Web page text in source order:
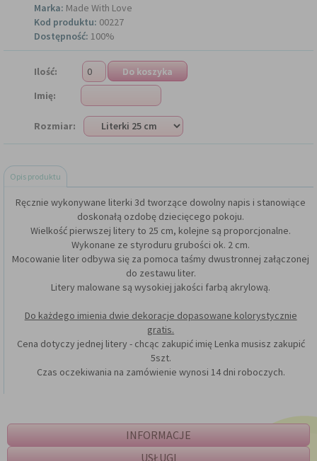
Marka: Made With Love
Kod produktu: 00227
Dostępność: 100%
Ilość:
Imię:
Rozmiar:
Opis produktu
Ręcznie wykonywane literki 3d tworzące dowolny napis i stanowiące
doskonałą ozdobę dziecięcego pokoju.
Wielkość pierwszej litery to 25 cm, kolejne są proporcjonalne.
Wykonane ze styroduru grubości ok. 2 cm.
Mocowanie liter odbywa się za pomoca taśmy dwustronnej załączonej
do zestawu liter.
Litery malowane są wysokiej jakości farbą akrylową.
Do każdego imienia dwie dekoracje dopasowane kolorystycznie
gratis.
Cena dotyczy jednej litery - chcąc zakupić imię Lenka musisz zakupić
5szt.
Czas oczekiwania na zamówienie wynosi 14 dni roboczych.
INFORMACJE
USŁUGI